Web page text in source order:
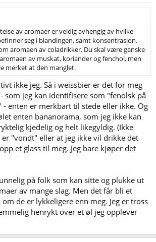
av aromaer er veldig avhengig av hvilke
seg i blandingen, samt konsentrasjon.
aromaen av coladrikker. Du skal være ganske
av muskat, koriander og fenchol, men
merket at den manglet.
ikke jeg. Så i weissbier er det for meg
som jeg kan identifisere som "fenolsk på
- enten er merkbart til stede eller ikke. Og
enten bananorama, som jeg ikke kan
kjedelig og helt likegyldig. (Ikke
er "vondt" eller at jeg ikke vil drikke det
et glass til meg. Jeg bare kjøper det
på folk som kan sitte og plukke ut
av mange slag. Men det får bli et
de er lykkeligere enn meg. Jeg er tross
henrykt over et øl jeg opplever